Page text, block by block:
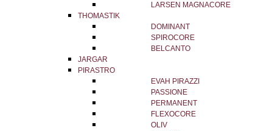
LARSEN MAGNACORE
THOMASTIK
DOMINANT
SPIROCORE
BELCANTO
JARGAR
PIRASTRO
EVAH PIRAZZI
PASSIONE
PERMANENT
FLEXOCORE
OLIV